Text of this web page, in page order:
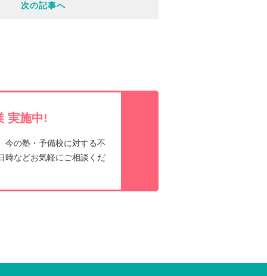
次の記事へ
実施中!
今の塾・予備校に対する不
時などお気軽にご相談くだ